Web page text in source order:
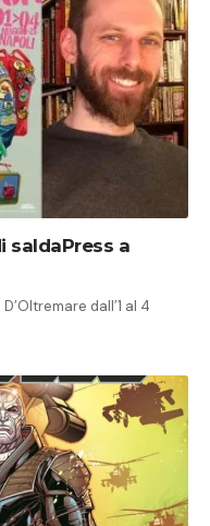
saldaPress a
dall’1 al 4